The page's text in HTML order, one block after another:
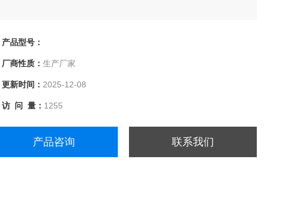
产品型号：
厂商性质： 生产厂家
更新时间： 2025-12-08
访 问 量： 1255
产品咨询 联系我们